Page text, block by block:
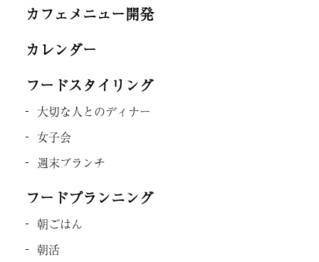
カフェメニュー開発
カレンダー
フードスタイリング
大切な人とのディナー
女子会
週末ブランチ
フードプランニング
朝ごはん
朝活